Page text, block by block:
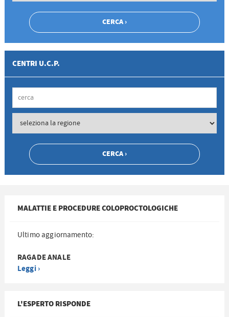
CENTRI U.C.P.
MALATTIE E PROCEDURE COLOPROCTOLOGICHE
Ultimo aggiornamento:
RAGADE ANALE
Leggi ›
L'ESPERTO RISPONDE